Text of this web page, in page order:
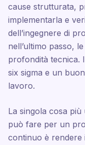
cause strutturata,
implementarla e
dell’ingegnere di
nell’ultimo passo,
profondità tecnica.
six sigma e un
lavoro.
La singola cosa
può fare per un
continuo è rendere